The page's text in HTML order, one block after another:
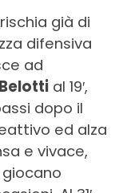
già di
difensiva
ad
Belottial 19′,
dopo il
ed alza
e vivace,